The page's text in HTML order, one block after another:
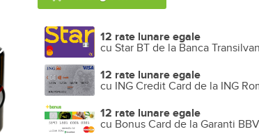
12 rate lunare egale
cu Star BT de la Banca
12 rate lunare egale
cu ING Credit Card de la ING
12 rate lunare egale
cu Bonus Card de la Garanti